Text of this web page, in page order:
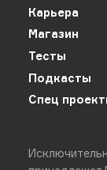
Карьера
Магазин
Тесты
Подкасты
Спец